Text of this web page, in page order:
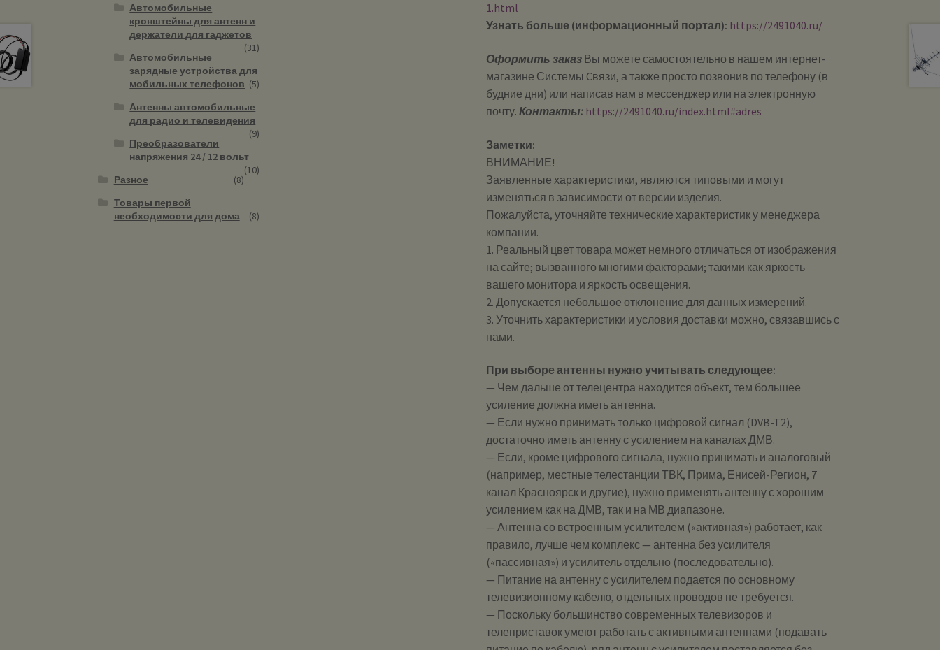
1.html
Узнать больше (информационный портал): https://2491040.ru/
Оформить заказ Вы можете самостоятельно в нашем интернет-
магазине Системы Cвязи, а также просто позвонив по телефону (в
будние дни) или написав нам в мессенджер или на электронную
почту.Контакты: https://2491040.ru/index.html#adres
Заметки:
ВНИМАНИЕ!
Заявленные характеристики, являются типовыми и могут
изменяться в зависимости от версии изделия.
Пожалуйста, уточняйте технические характеристик у менеджера
компании.
1. Реальный цвет товара может немного отличаться от изображения
на сайте; вызванного многими факторами; такими как яркость
вашего монитора и яркость освещения.
2. Допускается небольшое отклонение для данных измерений.
3. Уточнить характеристики и условия доставки можно, связавшись с
нами.
При выборе антенны нужно учитывать следующее:
— Чем дальше от телецентра находится объект, тем большее
усиление должна иметь антенна.
— Если нужно принимать только цифровой сигнал (DVB-T2),
достаточно иметь антенну с усилением на каналах ДМВ.
— Если, кроме цифрового сигнала, нужно принимать и аналоговый
(например, местные телестанции ТВК, Прима, Енисей-Регион, 7
канал Красноярск и другие), нужно применять антенну с хорошим
усилением как на ДМВ, так и на МВ диапазоне.
— Антенна со встроенным усилителем («активная») работает, как
правило, лучше чем комплекс — антенна без усилителя
(«пассивная») и усилитель отдельно (последовательно).
— Питание на антенну с усилителем подается по основному
телевизионному кабелю, отдельных проводов не требуется.
— Поскольку большинство современных телевизоров и
телеприставок умеют работать с активными антеннами (подавать
Автомобильные
кронштейны для антенн и
держатели для гаджетов
(31)
Автомобильные
зарядные устройства для
мобильных телефонов (5)
Антенны автомобильные
для радио и телевидения
(9)
Преобразователи
напряжения 24 / 12 вольт
(10)
Разное
(8)
Товары первой
необходимости для дома
(8)